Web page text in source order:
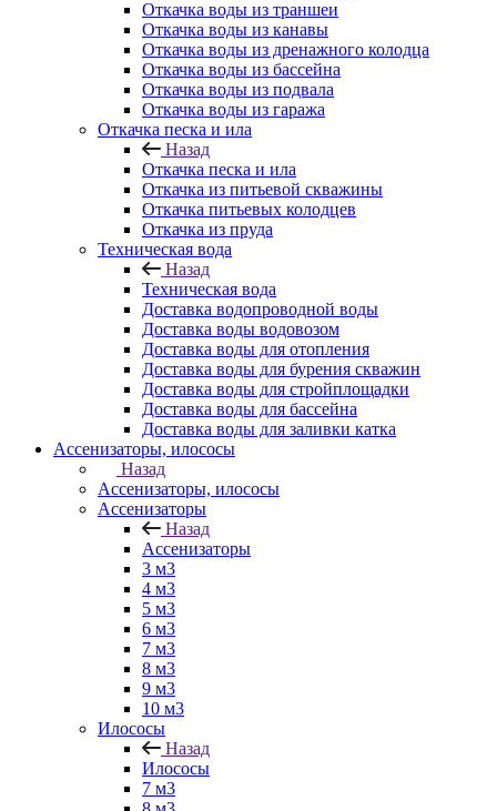
Откачка воды из траншеи
Откачка воды из канавы
Откачка воды из дренажного колодца
Откачка воды из бассейна
Откачка воды из подвала
Откачка воды из гаража
Откачка песка и ила
Назад
Откачка песка и ила
Откачка из питьевой скважины
Откачка питьевых колодцев
Откачка из пруда
Техническая вода
Назад
Техническая вода
Доставка водопроводной воды
Доставка воды водовозом
Доставка воды для отопления
Доставка воды для бурения скважин
Доставка воды для стройплощадки
Доставка воды для бассейна
Доставка воды для заливки катка
Ассенизаторы, илососы
Назад
Ассенизаторы, илососы
Ассенизаторы
Назад
Ассенизаторы
3 м3
4 м3
5 м3
6 м3
7 м3
8 м3
9 м3
10 м3
Илососы
Назад
Илососы
7 м3